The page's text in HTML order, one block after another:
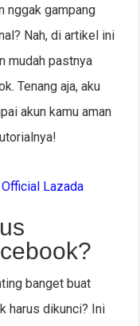
nggak gampang
Nah, di artikel ini
mudah pastnya
Tenang aja, aku
akun kamu aman
Lazada
banget buat
harus dikunci? Ini